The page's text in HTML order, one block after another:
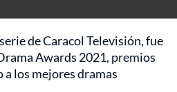
serie de Caracol Televisión, fue
Awards 2021, premios
los mejores dramas